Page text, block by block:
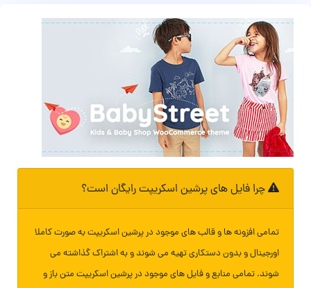
چرا فایل های پرشین اسکریپت رایگان است؟
تمامی افزونه ها و قالب های موجود در پرشین اسکریپت به صورت کاملا
اورجینال و بدون دستکاری تهیه می شوند و به اشتراک گذاشته می
شوند. تمامی منابع و فایل های موجود در پرشین اسکریپت متن باز و